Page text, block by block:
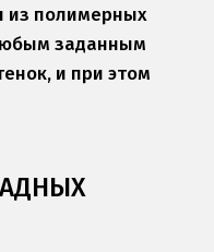
из полимерных
заданным
и при этом